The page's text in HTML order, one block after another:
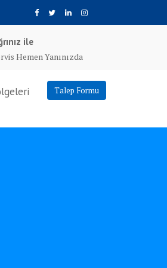
ile
Hemen Yanınızda
Talep Formu